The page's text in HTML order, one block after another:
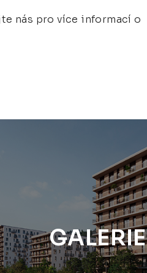
nás pro více informací o
GALERIE